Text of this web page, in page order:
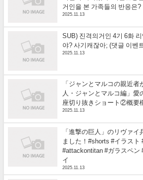
거인을 본 가족들의 반응은?
2025.11.13
SUB) 진격의거인 4기 6화
야? 사기캐잖아; (댓글 이벤
2025.11.13
「ジャンとマルコの親近
人・ジャンとマルコ編」愛
座切り抜きショート②概要
2025.11.13
「進撃の巨人」のリヴァイ
ました！#shorts #イラスト
#attackontitan #ガラスペン
イ
2025.11.13